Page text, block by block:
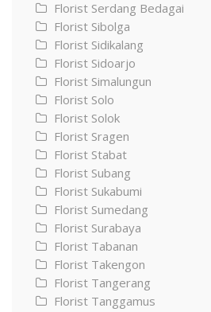
Florist Serdang Bedagai
Florist Sibolga
Florist Sidikalang
Florist Sidoarjo
Florist Simalungun
Florist Solo
Florist Solok
Florist Sragen
Florist Stabat
Florist Subang
Florist Sukabumi
Florist Sumedang
Florist Surabaya
Florist Tabanan
Florist Takengon
Florist Tangerang
Florist Tanggamus